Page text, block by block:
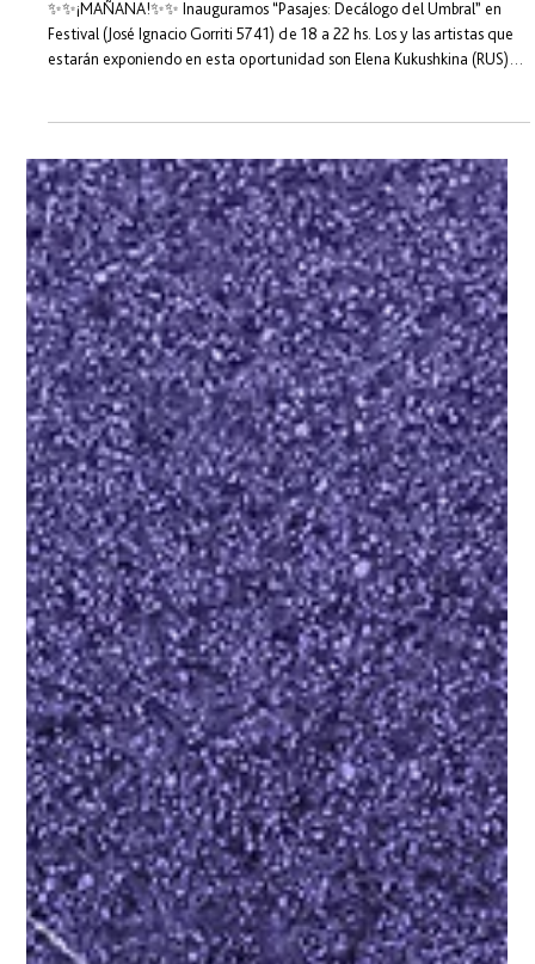
22 may
R.A.R.O. Buenos Aires
Montaje "Pasajes: Decálogo del Umbral" |
1ra Edición R.A.R.O. Buenos Aires 2026
✨✨¡MAÑANA!✨✨ Inauguramos “Pasajes: Decálogo del Umbral” en
Festival (José Ignacio Gorriti 5741) de 18 a 22 hs. Los y las artistas que
estarán exponiendo en esta oportunidad son Elena Kukushkina (RUS)
Lautaro Sosa (ARG) Luisa Fernanda González (COL) María Rocío Cuenca
(ARG) Natalia López (COL) Samanta Mitchell (ARG) Con la curaduría de
Christo Fasoli La muestra también se podrá visitar el lunes 25 y martes
26 de mayo de 19 a 21 hs. ¡Les esperamos! 🎨🌎 Registro: Masha
Avriskin